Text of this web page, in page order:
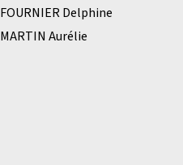
FOURNIER Delphine
MARTIN Aurélie